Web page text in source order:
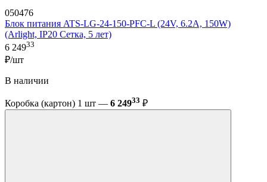
050476
Блок питания ATS-LG-24-150-PFC-L (24V, 6.2A, 150W)
(Arlight, IP20 Сетка, 5 лет)
6 24933
₽/шт
В наличии
Коробка (картон) 1 шт — 6 24933 ₽